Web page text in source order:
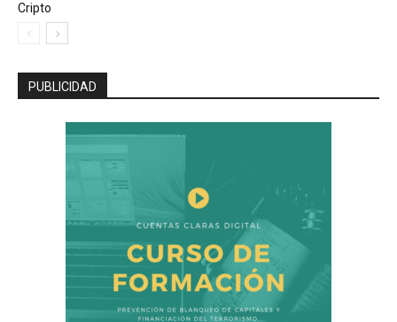
Cripto
PUBLICIDAD